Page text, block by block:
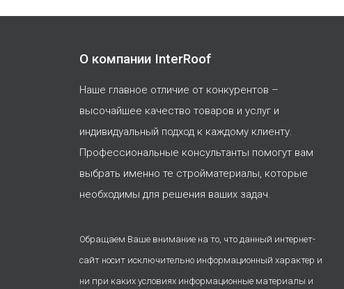
О компании InterRoof
Наше главное отличие от конкурентов –
высочайшее качество товаров и услуг и
индивидуальный подход к каждому клиенту.
Профессиональные консультанты помогут вам
выбрать именно те стройматериалы, которые
необходимы для решения ваших задач.
Обращаем Ваше внимание на то, что данный интернет-
сайт носит исключительно информационный характер и
ни при каких условиях информационные материалы и